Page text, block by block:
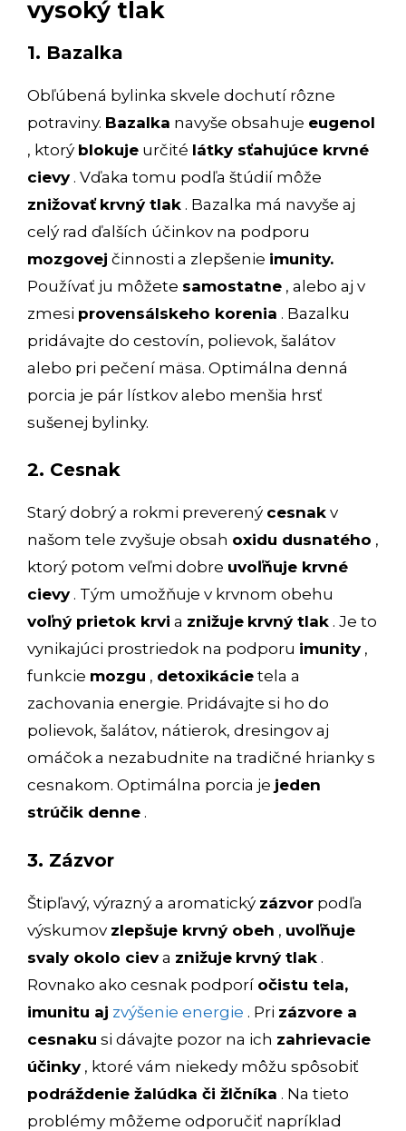
vysoký tlak
1. Bazalka
Obľúbená bylinka skvele dochutí rôzne
potraviny. Bazalka navyše obsahuje eugenol
, ktorý blokuje určité látky sťahujúce krvné
cievy. Vďaka tomu podľa štúdií môže
znižovať krvný tlak . Bazalka má navyše aj
celý rad ďalších účinkov na podporu
mozgovej činnosti a zlepšenie imunity.
Používať ju môžete samostatne , alebo aj v
zmesi provensálskeho korenia . Bazalku
pridávajte do cestovín, polievok, šalátov
alebo pri pečení mäsa. Optimálna denná
porcia je pár lístkov alebo menšia hrsť
sušenej bylinky.
2. Cesnak
Starý dobrý a rokmi preverený cesnak v
našom tele zvyšuje obsah oxidu dusnatého ,
ktorý potom veľmi dobre uvoľňuje krvné
cievy. Tým umožňuje v krvnom obehu
voľný prietok krvi a znižuje krvný tlak . Je to
vynikajúci prostriedok na podporu imunity,
funkcie mozgu , detoxikácie tela a
zachovania energie. Pridávajte si ho do
polievok, šalátov, nátierok, dresingov aj
omáčok a nezabudnite na tradičné hrianky s
cesnakom. Optimálna porcia je jeden
strúčik denne .
3. Zázvor
Štipľavý, výrazný a aromatický zázvor podľa
výskumov zlepšuje krvný obeh , uvoľňuje
svaly okolo cieva znižuje krvný tlak .
Rovnako ako cesnak podporí očistu tela,
imunitu aj zvýšenie energie . Pri zázvore a
cesnaku si dávajte pozor na ich zahrievacie
účinky, ktoré vám niekedy môžu spôsobiť
podráždenie žalúdka či žlčníka . Na tieto
problémy môžeme odporučiť napríklad